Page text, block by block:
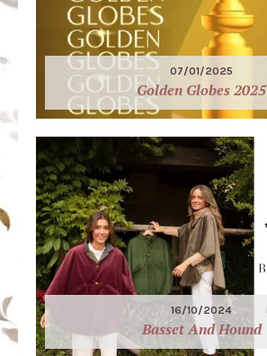
07/01/2025
Golden Globes 2025
16/10/2024
Basset And Hound